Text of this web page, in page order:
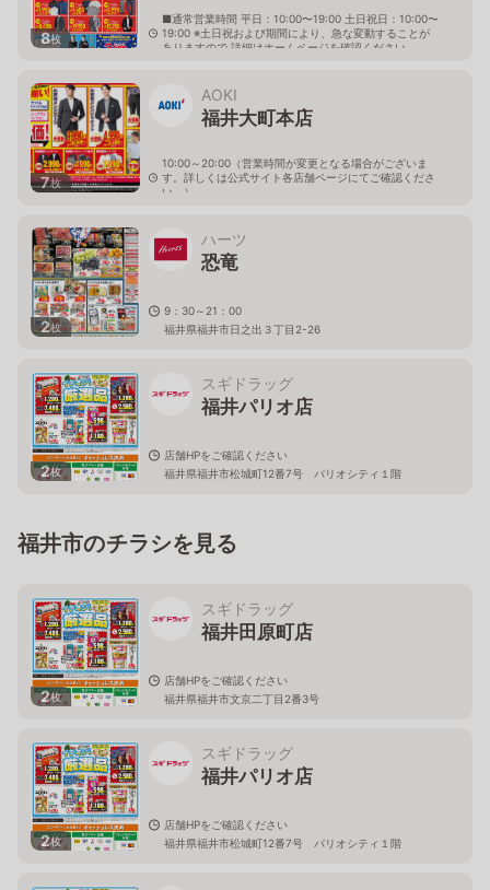
8枚
■通常営業時間 平日：10:00〜19:00 土日祝日：10:00〜
19:00 ※土日祝および期間により、急な変動することが
ありますので 詳細はホームページを確認ください
7枚
AOKI
福井大町本店
10:00～20:00（営業時間が変更となる場合がございま
す。詳しくは公式サイト各店舗ページにてご確認くださ
い。）
2枚
ハーツ
恐竜
9：30～21：00
福井県福井市日之出３丁目2-26
2枚
スギドラッグ
福井パリオ店
店舗HPをご確認ください
福井県福井市松城町12番7号 パリオシティ１階
福井市のチラシを見る
2枚
スギドラッグ
福井田原町店
店舗HPをご確認ください
福井県福井市文京二丁目2番3号
2枚
スギドラッグ
福井パリオ店
店舗HPをご確認ください
福井県福井市松城町12番7号 パリオシティ１階